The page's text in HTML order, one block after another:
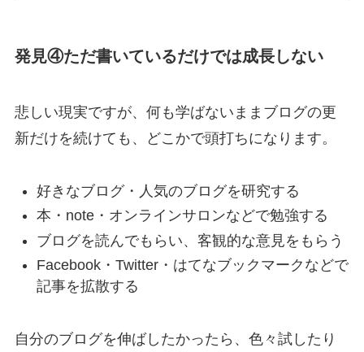
発見④ただ書いているだけでは成長しない
悲しい現実ですが、何も学ばないままブログの更
新だけを続けても、どこかで頭打ちになります。
好きなブログ・人気のブログを研究する
本・note・オンラインサロンなどで勉強する
ブログを読んでもらい、客観的な意見をもらう
Facebook・Twitter・はてなブックマークなどで
記事を拡散する
自分のブログを伸ばしたかったら、色々試したり